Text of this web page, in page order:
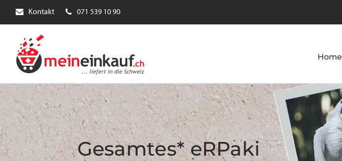
Kontakt 071 539 10 90
Home
Gesamtes* eRPaki